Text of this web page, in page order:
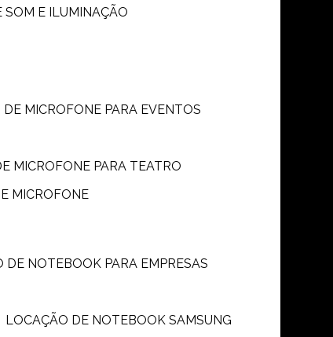
SOM E ILUMINAÇÃO
DE MICROFONE PARA EVENTOS
MICROFONE PARA TEATRO
MICROFONE
DE NOTEBOOK PARA EMPRESAS
LOCAÇÃO DE NOTEBOOK SAMSUNG